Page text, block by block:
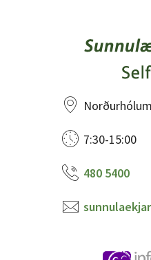
7:30-15:00
480 5400